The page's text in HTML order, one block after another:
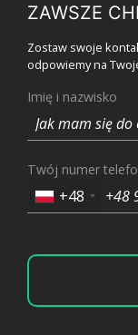
ZAWSZE
Zostaw swoje
odpowiemy na
Imię i nazwisko
Twój numer
+48